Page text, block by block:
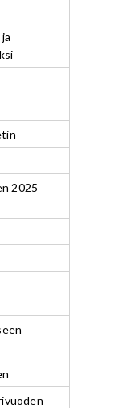
2025